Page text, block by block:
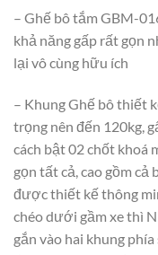
– Ghế bô tắm GBM-
khả năng gấp rất gọn
lại vô cùng hữu ích
– Khung Ghế bô thiết
trọng nên đến 120kg,
cách bật 02 chốt khoá
gọn tất cả, cao gồm cả
được thiết kế thông
chéo dưới gầm xe thì
gắn vào hai khung